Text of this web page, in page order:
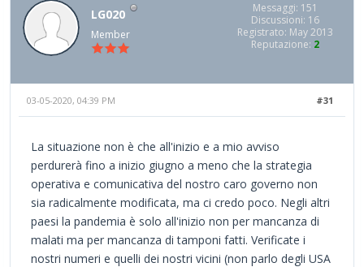
LG020
Member
Messaggi: 151
Discussioni: 16
Registrato: May 2013
Reputazione: 2
#31
03-05-2020, 04:39 PM
La situazione non è che all'inizio e a mio avviso
perdurerà fino a inizio giugno a meno che la strategia
operativa e comunicativa del nostro caro governo non
sia radicalmente modificata, ma ci credo poco. Negli altri
paesi la pandemia è solo all'inizio non per mancanza di
malati ma per mancanza di tamponi fatti. Verificate i
nostri numeri e quelli dei nostri vicini (non parlo degli USA